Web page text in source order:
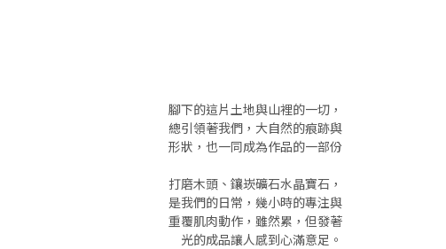
腳下的這片土地與山裡的一切，
總引領著我們， 大自然的痕跡與
形狀，也一同成為作品的一部份
打磨木頭、鑲崁礦石水晶寶石，
是我們的日常， 幾小時的專注與
重覆肌肉動作， 雖然累，但發著
光的成品讓人感到心滿意足。